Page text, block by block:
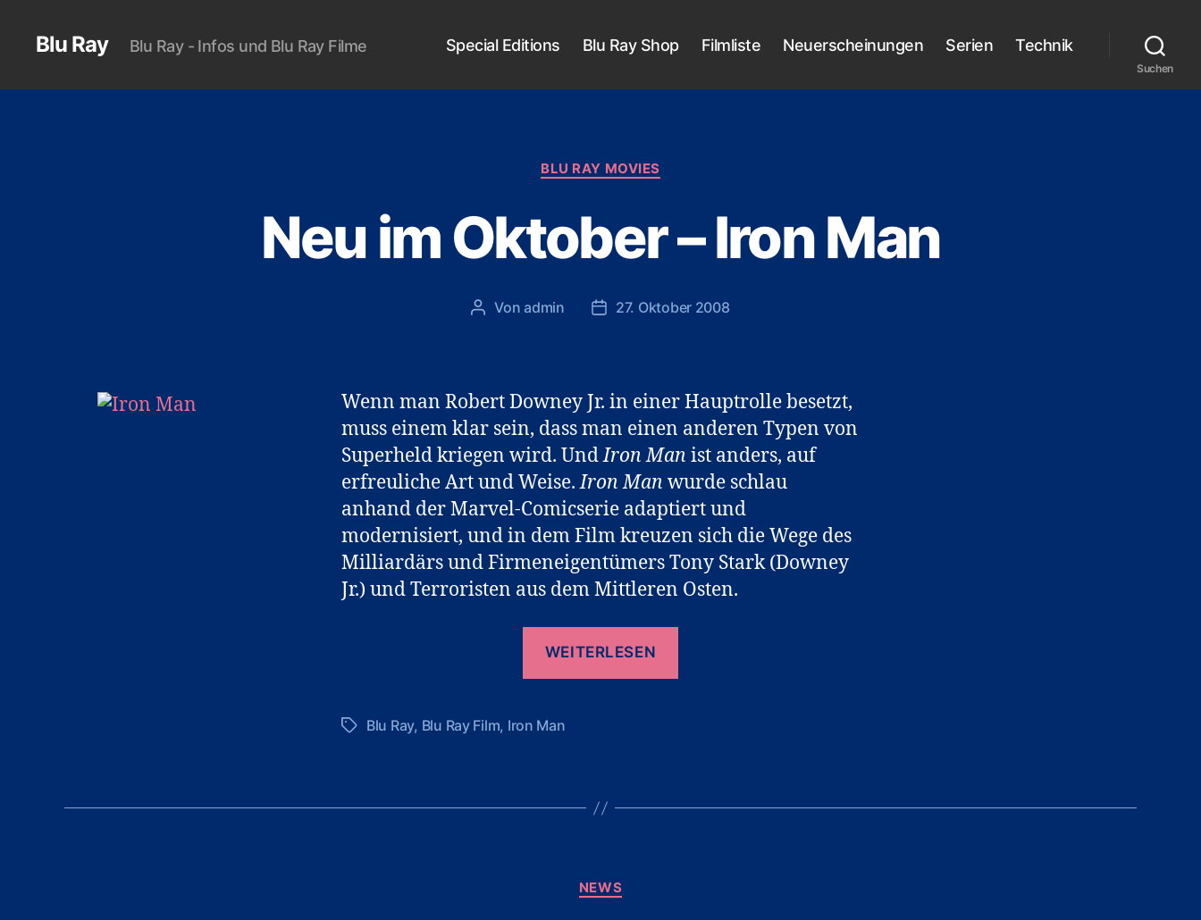
Blu Ray Blu Ray - Infos und Blu Ray Filme Special Editions Blu Ray Shop Filmliste Neuerscheinungen Serien Technik
Suchen
Kategorien
BLU RAY MOVIES
Neu im Oktober – Iron Man
Beitragsautor
Vonadmin Veröffentlichungsdatum
27. Oktober 2008
Wenn man Robert Downey Jr. in einer Hauptrolle besetzt,
muss einem klar sein, dass man einen anderen Typen von
Superheld kriegen wird. UndIron Man ist anders, auf
erfreuliche Art und Weise.Iron Man wurde schlau
anhand der Marvel-Comicserie adaptiert und
modernisiert, und in dem Film kreuzen sich die Wege des
Milliardärs und Firmeneigentümers Tony Stark (Downey
Jr.) und Terroristen aus dem Mittleren Osten.
WEITERLESEN
Schlagwörter
Blu Ray, Blu Ray Film, Iron Man
Kategorien
NEWS